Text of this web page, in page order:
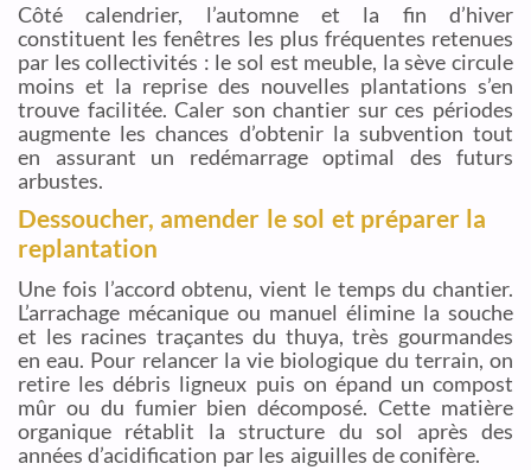
Côté calendrier, l’automne et la fin d’hiver
constituent les fenêtres les plus fréquentes retenues
par les collectivités : le sol est meuble, la sève circule
moins et la reprise des nouvelles plantations s’en
trouve facilitée. Caler son chantier sur ces périodes
augmente les chances d’obtenir la subvention tout
en assurant un redémarrage optimal des futurs
arbustes.
Dessoucher, amender le sol et préparer la
replantation
Une fois l’accord obtenu, vient le temps du chantier.
L’arrachage mécanique ou manuel élimine la souche
et les racines traçantes du thuya, très gourmandes
en eau. Pour relancer la vie biologique du terrain, on
retire les débris ligneux puis on épand un compost
mûr ou du fumier bien décomposé. Cette matière
organique rétablit la structure du sol après des
années d’acidification par les aiguilles de conifère.